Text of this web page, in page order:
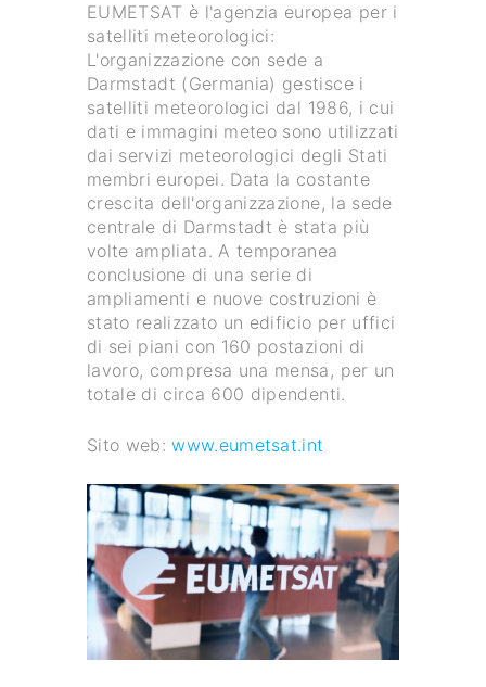
EUMETSAT è l'agenzia europea per i
satelliti meteorologici:
L'organizzazione con sede a
Darmstadt (Germania) gestisce i
satelliti meteorologici dal 1986, i cui
dati e immagini meteo sono utilizzati
dai servizi meteorologici degli Stati
membri europei. Data la costante
crescita dell'organizzazione, la sede
centrale di Darmstadt è stata più
volte ampliata. A temporanea
conclusione di una serie di
ampliamenti e nuove costruzioni è
stato realizzato un edificio per uffici
di sei piani con 160 postazioni di
lavoro, compresa una mensa, per un
totale di circa 600 dipendenti.
Sito web:www.eumetsat.int